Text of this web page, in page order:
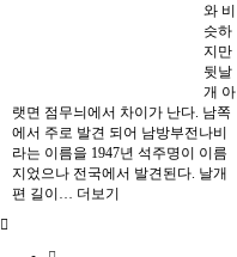
와 비
슷하
지만
뒷날
개 아
랫면 점무늬에서 차이가 난다. 남쪽
에서 주로 발견 되어 남방부전나비
라는 이름을 1947년 석주명이 이름
지었으나 전국에서 발견된다. 날개
편 길이… 더보기